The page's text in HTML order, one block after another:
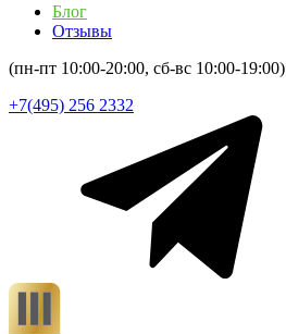
Блог
Отзывы
(пн-пт 10:00-20:00, сб-вс 10:00-19:00)
+7(495) 256 2332